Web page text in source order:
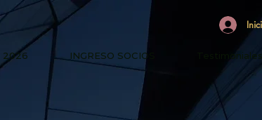
2026 INGRESO SOCIOS Testimoniales